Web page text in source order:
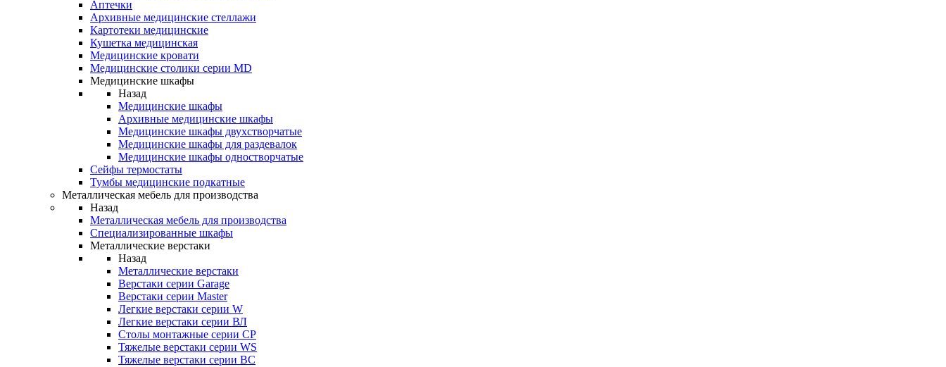
Аптечки
Архивные медицинские стеллажи
Картотеки медицинские
Кушетка медицинская
Медицинские кровати
Медицинские столики серии MD
Медицинские шкафы
Назад
Медицинские шкафы
Архивные медицинские шкафы
Медицинские шкафы двухстворчатые
Медицинские шкафы для раздевалок
Медицинские шкафы одностворчатые
Сейфы термостаты
Тумбы медицинские подкатные
Металлическая мебель для производства
Назад
Металлическая мебель для производства
Cпециализированные шкафы
Металлические верстаки
Назад
Металлические верстаки
Верстаки серии Garage
Верстаки серии Master
Легкие верстаки серии W
Легкие верстаки серии ВЛ
Столы монтажные серии СР
Тяжелые верстаки серии WS
Тяжелые верстаки серии ВС